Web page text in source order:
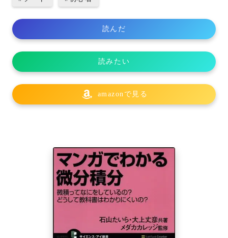
読んだ
読みたい
amazonで見る